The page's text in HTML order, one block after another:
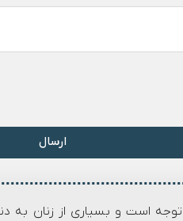
ارسال
توجه است و بسیاری از زنان